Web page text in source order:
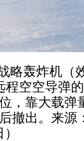
略轰炸机（
程空空导弹
，靠大载弹
撤出。来源